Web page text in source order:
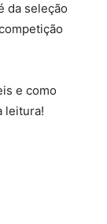
da seleção
e como
leitura!